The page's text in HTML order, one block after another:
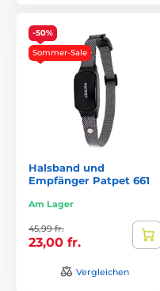
-50%
Sommer-Sale
Halsband und
Empfänger Patpet 661
Am Lager
45,99 fr.
23,00 fr.
Vergleichen